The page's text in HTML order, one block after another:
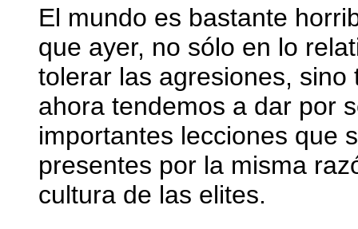
El mundo es bastante
que ayer, no sólo en lo
tolerar las agresiones,
ahora tendemos a dar por
importantes lecciones que
presentes por la misma
cultura de las elites.